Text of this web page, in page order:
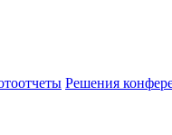
Решения